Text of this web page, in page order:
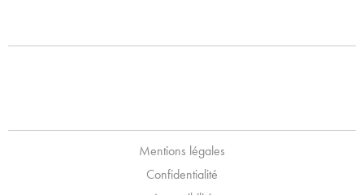
Mentions légales
Confidentialité